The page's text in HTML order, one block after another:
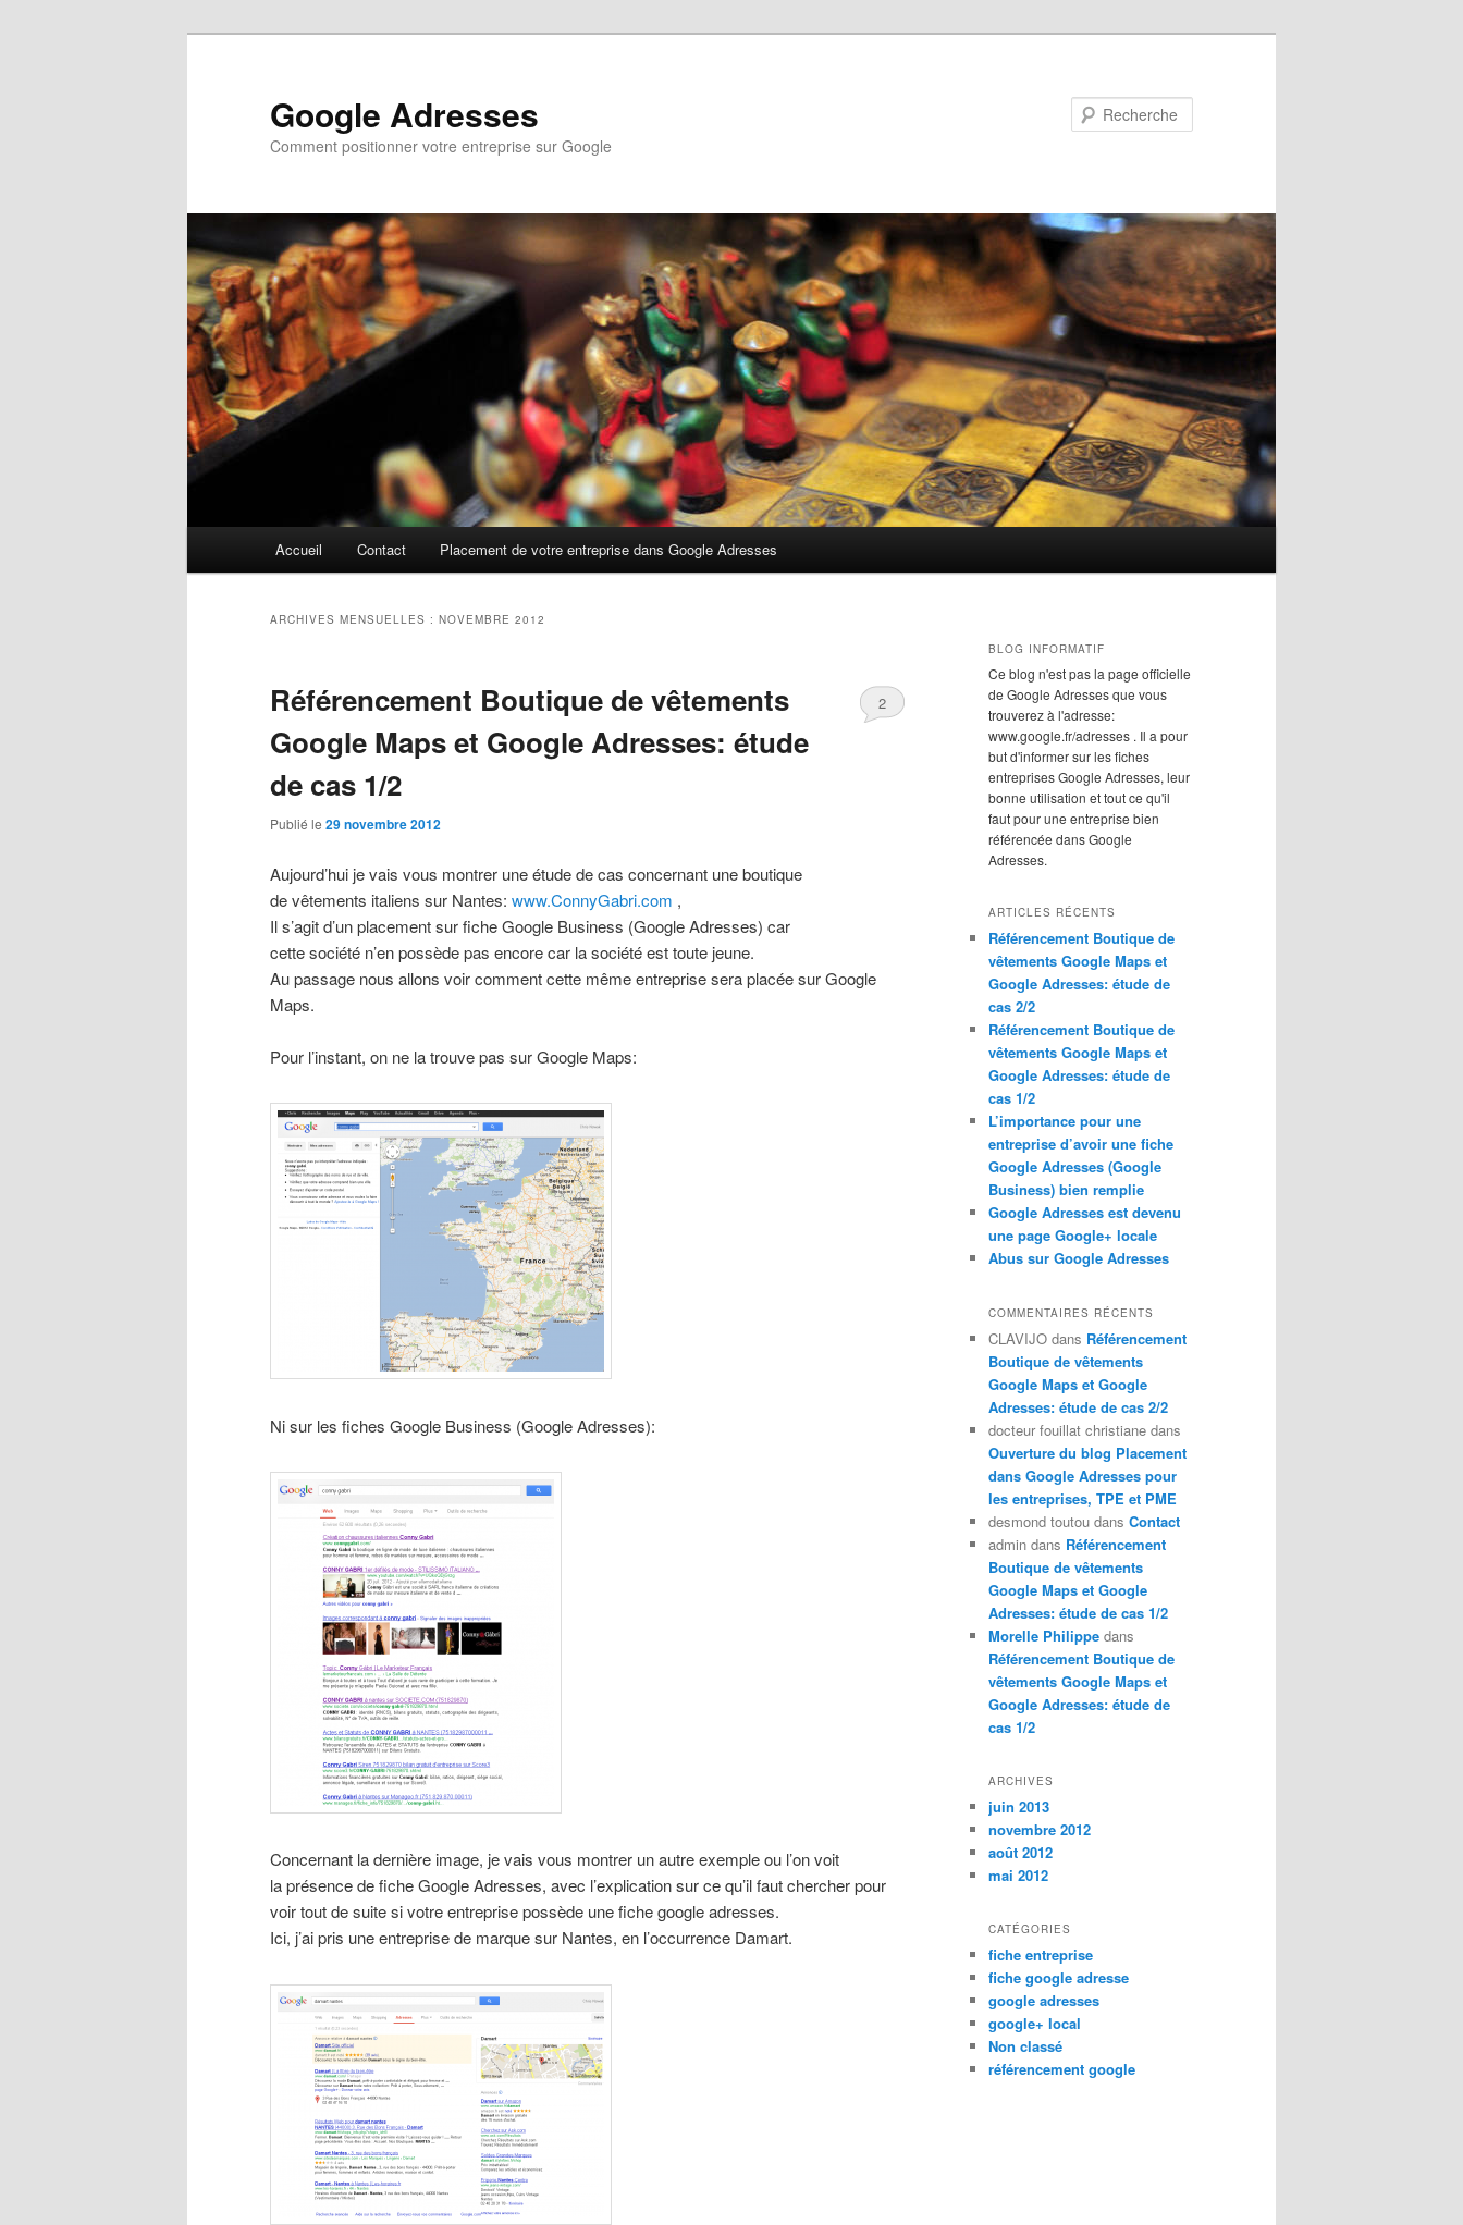
Google Adresses
Comment positionner votre entreprise sur Google
Aller au contenu principal
Aller au contenu secondaire
Accueil Contact Placement de votre entreprise dans Google Adresses
ARCHIVES MENSUELLES : NOVEMBRE 2012
Référencement Boutique de vêtements
Google Maps et Google Adresses: étude
de cas 1/2
Publié le 29 novembre 2012
2
Aujourd’hui je vais vous montrer une étude de cas concernant une boutique
de vêtements italiens sur Nantes: www.ConnyGabri.com ,
Il s’agit d’un placement sur fiche Google Business (Google Adresses) car
cette société n’en possède pas encore car la société est toute jeune.
Au passage nous allons voir comment cette même entreprise sera placée sur Google
Maps.
Pour l’instant, on ne la trouve pas sur Google Maps:
Ni sur les fiches Google Business (Google Adresses):
Concernant la dernière image, je vais vous montrer un autre exemple ou l’on voit
la présence de fiche Google Adresses, avec l’explication sur ce qu’il faut chercher pour
voir tout de suite si votre entreprise possède une fiche google adresses.
Ici, j’ai pris une entreprise de marque sur Nantes, en l’occurrence Damart.
BLOG INFORMATIF
Ce blog n'est pas la page officielle
de Google Adresses que vous
trouverez à l'adresse:
www.google.fr/adresses . Il a pour
but d'informer sur les fiches
entreprises Google Adresses, leur
bonne utilisation et tout ce qu'il
faut pour une entreprise bien
référencée dans Google
Adresses.
ARTICLES RÉCENTS
Référencement Boutique de
vêtements Google Maps et
Google Adresses: étude de
cas 2/2
Référencement Boutique de
vêtements Google Maps et
Google Adresses: étude de
cas 1/2
L’importance pour une
entreprise d’avoir une fiche
Google Adresses (Google
Business) bien remplie
Google Adresses est devenu
une page Google+ locale
Abus sur Google Adresses
COMMENTAIRES RÉCENTS
CLAVIJO dans Référencement
Boutique de vêtements
Google Maps et Google
Adresses: étude de cas 2/2
docteur fouillat christiane dans
Ouverture du blog Placement
dans Google Adresses pour
les entreprises, TPE et PME
desmond toutou dans Contact
admin dans Référencement
Boutique de vêtements
Google Maps et Google
Adresses: étude de cas 1/2
Morelle Philippe dans
Référencement Boutique de
vêtements Google Maps et
Google Adresses: étude de
cas 1/2
ARCHIVES
juin 2013
novembre 2012
août 2012
mai 2012
CATÉGORIES
fiche entreprise
fiche google adresse
google adresses
google+ local
Non classé
référencement google